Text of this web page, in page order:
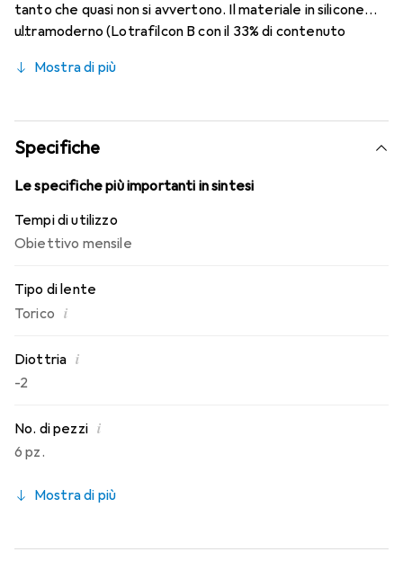
tanto che quasi non si avvertono. Il materiale in silicone
ultramoderno (Lotrafilcon B con il 33% di contenuto
HydraGlyde Moisture Matrix e la conosciuta tecnologia
comfort che conosci. Un indossare confortevole e senza
interruzioni per tutto il giorno con le lenti mensili.
Mostra di più
Specifiche
Le specifiche più importanti in sintesi
Tempi di utilizzo
Obiettivo mensile
Tipo di lente
Torico i
Diottria i
-2
No. di pezzi i
6 pz.
Mostra di più